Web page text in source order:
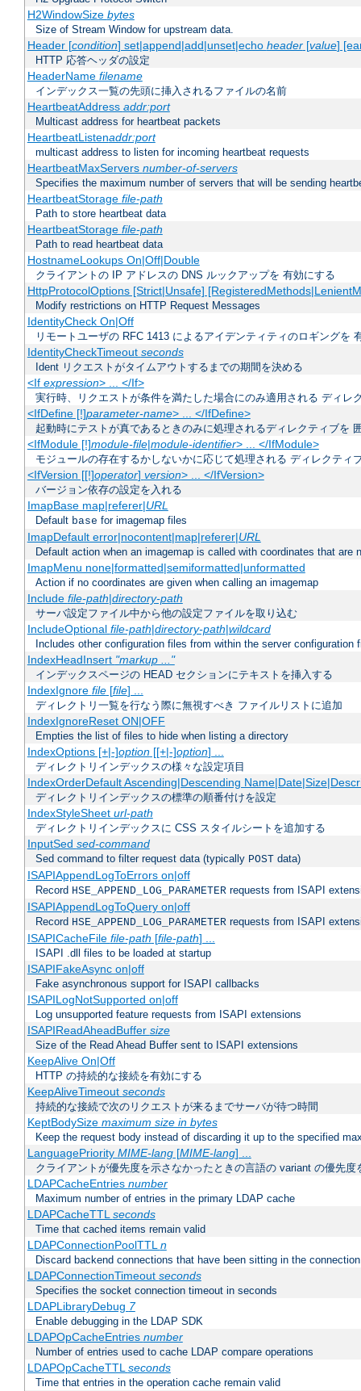
H2WindowSize bytes
Size of Stream Window for upstream data.
Header [condition] set|append|add|unset|echo header[value]
HTTP 応答ヘッダの設定
HeaderName filename
インデックス一覧の先頭に挿入されるファイルの名前
HeartbeatAddress addr:port
Multicast address for heartbeat packets
HeartbeatListenaddr:port
multicast address to listen for incoming heartbeat requests
HeartbeatMaxServers number-of-servers
Specifies the maximum number of servers that will be sending
HeartbeatStorage file-path
Path to store heartbeat data
HeartbeatStorage file-path
Path to read heartbeat data
HostnameLookups On|Off|Double
クライアントの IP アドレスの DNS ルックアップを 有効にする
HttpProtocolOptions [Strict|Unsafe]
Modify restrictions on HTTP Request Messages
IdentityCheck On|Off
リモートユーザの RFC 1413 によるアイデンティティのロギングを
IdentityCheckTimeout seconds
Ident リクエストがタイムアウトするまでの期間を決める
<If expression> ... </If>
実行時、リクエストが条件を満たした場合にのみ適用される ディレ
<IfDefine [!]parameter-name> ... </IfDefine>
起動時にテストが真であるときのみに処理されるディレクティブを
<IfModule [!]module-file|module-identifier> ... </IfModule>
モジュールの存在するかしないかに応じて処理される ディレクティ
<IfVersion [[!]operator] version> ... </IfVersion>
バージョン依存の設定を入れる
ImapBase map|referer|URL
Default base for imagemap files
ImapDefault error|nocontent|map|referer|URL
Default action when an imagemap is called with coordinates that are
ImapMenu none|formatted|semiformatted|unformatted
Action if no coordinates are given when calling an imagemap
Include file-path|directory-path
サーバ設定ファイル中から他の設定ファイルを取り込む
IncludeOptional file-path|directory-path|wildcard
Includes other configuration files from within the server configuration
IndexHeadInsert "markup ..."
インデックスページの HEAD セクションにテキストを挿入する
IndexIgnore file[file] ...
ディレクトリ一覧を行なう際に無視すべき ファイルリストに追加
IndexIgnoreReset ON|OFF
Empties the list of files to hide when listing a directory
IndexOptions [+|-]option[[+|-]option] ...
ディレクトリインデックスの様々な設定項目
IndexOrderDefault Ascending|Descending
ディレクトリインデックスの標準の順番付けを設定
IndexStyleSheet url-path
ディレクトリインデックスに CSS スタイルシートを追加する
InputSed sed-command
Sed command to filter request data (typically POST data)
ISAPIAppendLogToErrors on|off
Record HSE_APPEND_LOG_PARAMETER requests from ISAPI
ISAPIAppendLogToQuery on|off
Record HSE_APPEND_LOG_PARAMETER requests from ISAPI
ISAPICacheFile file-path [file-path] ...
ISAPI .dll files to be loaded at startup
ISAPIFakeAsync on|off
Fake asynchronous support for ISAPI callbacks
ISAPILogNotSupported on|off
Log unsupported feature requests from ISAPI extensions
ISAPIReadAheadBuffer size
Size of the Read Ahead Buffer sent to ISAPI extensions
KeepAlive On|Off
HTTP の持続的な接続を有効にする
KeepAliveTimeout seconds
持続的な接続で次のリクエストが来るまでサーバが待つ時間
KeptBodySize maximum size in bytes
Keep the request body instead of discarding it up to the specified
LanguagePriority MIME-lang[MIME-lang] ...
クライアントが優先度を示さなかったときの言語の variant の優先度
LDAPCacheEntries number
Maximum number of entries in the primary LDAP cache
LDAPCacheTTLseconds
Time that cached items remain valid
LDAPConnectionPoolTTLn
Discard backend connections that have been sitting in the
LDAPConnectionTimeout seconds
Specifies the socket connection timeout in seconds
LDAPLibraryDebug 7
Enable debugging in the LDAP SDK
LDAPOpCacheEntries number
Number of entries used to cache LDAP compare operations
LDAPOpCacheTTLseconds
Time that entries in the operation cache remain valid